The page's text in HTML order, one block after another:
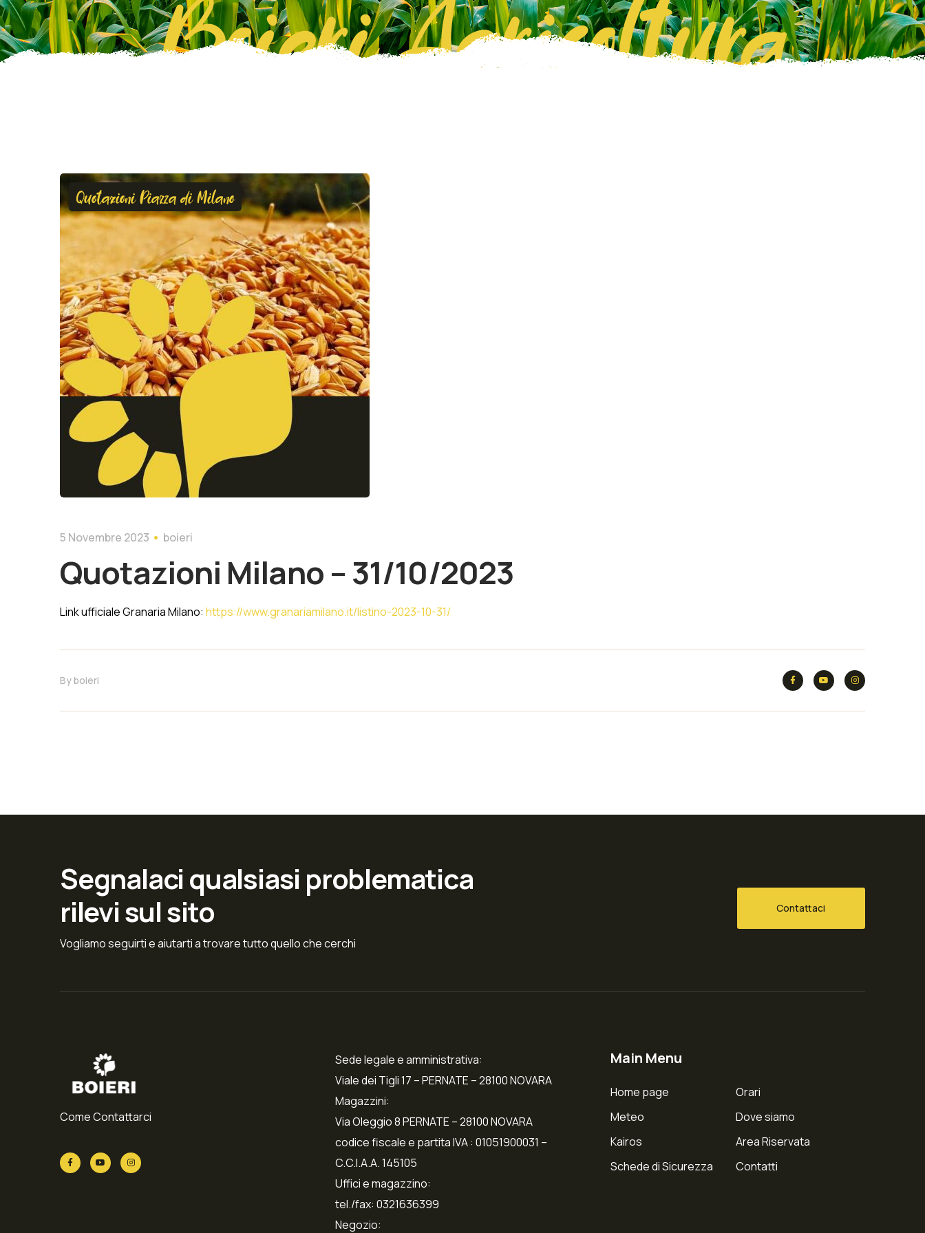
Boieri Agricoltura
Quotazioni Piazza di Milano
5 Novembre 2023 boieri
Quotazioni Milano – 31/10/2023
Link ufficiale Granaria Milano: https://www.granariamilano.it/listino-2023-10-31/
Byboieri
Segnalaci qualsiasi problematica
rilevi sul sito
Vogliamo seguirti e aiutarti a trovare tutto quello che cerchi
Contattaci
Come Contattarci
Sede legale e amministrativa:
Viale dei Tigli 17 – PERNATE – 28100 NOVARA
Magazzini:
Via Oleggio 8 PERNATE – 28100 NOVARA
codice fiscale e partita IVA : 01051900031 –
C.C.I.A.A. 145105
Uffici e magazzino:
tel./fax: 0321636399
Negozio:
Main Menu
Home page
Meteo
Kairos
Schede di Sicurezza
Orari
Dove siamo
Area Riservata
Contatti